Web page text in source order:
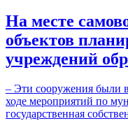
На месте
объектов
учреждений
– Эти сооружения были
ходе мероприятий по
государственная